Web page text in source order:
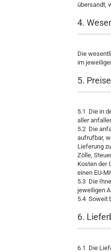
übersandt,
4.
Die
im
5.
5.1 Die in
aller
5.2 Die
aufrufbar,
Lieferung
Zölle,
Kosten der
einen EU-
5.3 Die
jeweiligen
5.4 Soweit
6.
6.1 Die